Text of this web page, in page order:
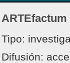
ARTEfactum
Tipo:
Difusión: